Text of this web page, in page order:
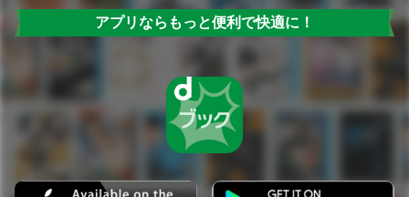
アプリならもっと便利で快適に！